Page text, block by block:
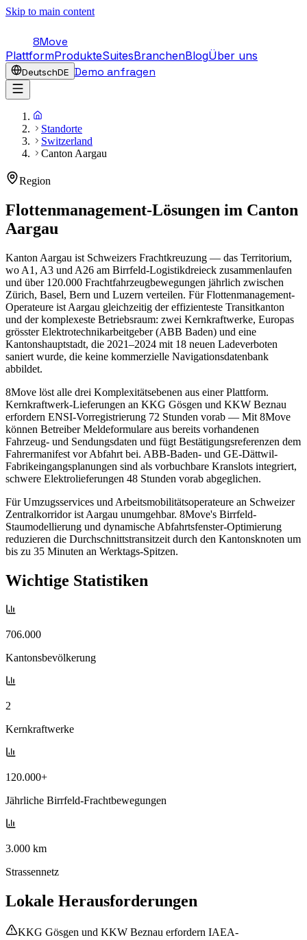
Skip to main content
8Move
PlattformProdukteSuitesBranchenBlogÜber uns
DeutschDE Demo anfragen
Standorte
Switzerland
Canton Aargau
Region
Flottenmanagement-Lösungen im Canton
Aargau
Kanton Aargau ist Schweizers Frachtkreuzung — das Territorium,
wo A1, A3 und A26 am Birrfeld-Logistikdreieck zusammenlaufen
und über 120.000 Frachtfahrzeugbewegungen jährlich zwischen
Zürich, Basel, Bern und Luzern verteilen. Für Flottenmanagement-
Operateure ist Aargau gleichzeitig der effizienteste Transitkanton
und der komplexeste Betriebsraum: zwei Kernkraftwerke, Europas
grösster Elektrotechnikarbeitgeber (ABB Baden) und eine
Kantonshauptstadt, die 2021–2024 mit 18 neuen Ladeverboten
saniert wurde, die keine kommerzielle Navigationsdatenbank
abbildet.
8Move löst alle drei Komplexitätsebenen aus einer Plattform.
Kernkraftwerk-Lieferungen an KKG Gösgen und KKW Beznau
erfordern ENSI-Vorregistrierung 72 Stunden vorab — Mit 8Move
können Betreiber Meldeformulare aus bereits vorhandenen
Fahrzeug- und Sendungsdaten und fügt Bestätigungsreferenzen dem
Fahrermanifest vor Abfahrt bei. ABB-Baden- und GE-Dättwil-
Fabrikeingangsplanungen sind als vorbuchbare Kranslots integriert,
schwere Elektrolieferungen 48 Stunden vorab abgeglichen.
Für Umzugsservices und Arbeitsmobilitätsoperateure an Schweizer
Zentralkorridor ist Aargau unumgehbar. 8Move's Birrfeld-
Staumodellierung und dynamische Abfahrtsfenster-Optimierung
reduzieren die Durchschnittstransitzeit durch den Kantonsknoten um
bis zu 35 Minuten an Werktags-Spitzen.
Wichtige Statistiken
706.000
Kantonsbevölkerung
2
Kernkraftwerke
120.000+
Jährliche Birrfeld-Frachtbewegungen
3.000 km
Strassennetz
Lokale Herausforderungen
KKG Gösgen und KKW Beznau erfordern IAEA-